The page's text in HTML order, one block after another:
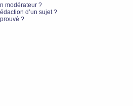
modérateur ?
d’un sujet ?
?